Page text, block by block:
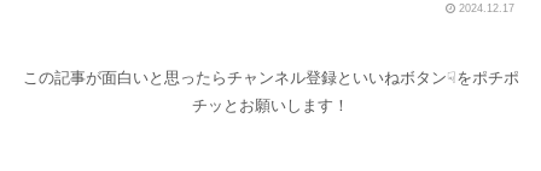
2024.12.17
この記事が面白いと思ったらチャンネル登録といいねボタン☟をポチポ
チッとお願いします！